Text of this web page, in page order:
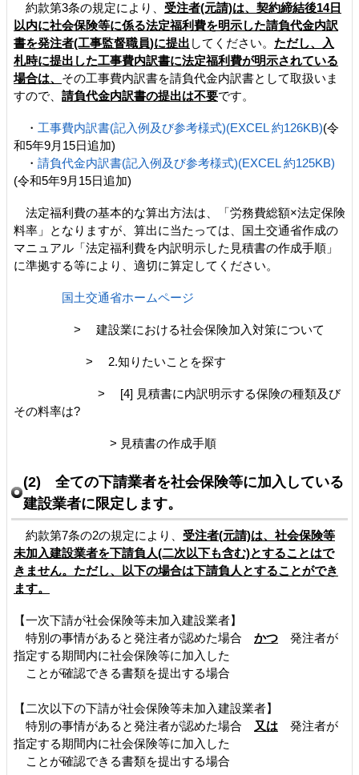
約款第3条の規定により、 受注者(元請)は、契約締結後14日
以内に社会保険等に係る法定福利費を明示した請負代金内訳
書を発注者(工事監督職員)に提出 してください。 ただし、入
札時に提出した工事費内訳書に法定福利費が明示されている
場合は、 その工事費内訳書を請負代金内訳書として取扱いま
すので、 請負代金内訳書の提出は不要です。
・ 工事費内訳書(記入例及び参考様式)(EXCEL 約126KB)(令
和5年9月15日追加)
・ 請負代金内訳書(記入例及び参考様式)(EXCEL 約125KB)
(令和5年9月15日追加)
法定福利費の基本的な算出方法は、「労務費総額×法定保険
料率」となりますが、算出に当たっては、国土交通省作成の
マニュアル「法定福利費を内訳明示した見積書の作成手順」
に準拠する等により、適切に算定してください。
国土交通省ホームページ
> 建設業における社会保険加入対策について
> 2.知りたいことを探す
> [4] 見積書に内訳明示する保険の種類及び
その料率は?
> 見積書の作成手順
(2) 全ての下請業者を社会保険等に加入している
建設業者に限定します。
約款第7条の2の規定により、 受注者(元請)は、社会保険等
未加入建設業者を下請負人(二次以下も含む)とすることはで
きません。ただし、以下の場合は下請負人とすることができ
ます。
【一次下請が社会保険等未加入建設業者】
特別の事情があると発注者が認めた場合 かつ
発注者が
指定する期間内に社会保険等に加入した
ことが確認できる書類を提出する場合
【二次以下の下請が社会保険等未加入建設業者】
特別の事情があると発注者が認めた場合
又は 発注者が
指定する期間内に社会保険等に加入した
ことが確認できる書類を提出する場合